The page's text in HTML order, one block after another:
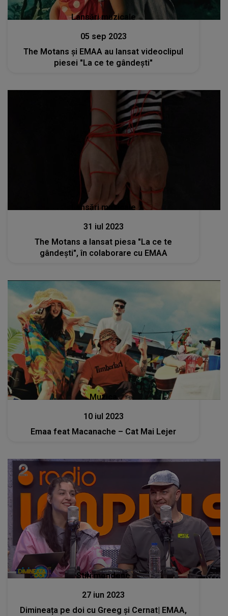
Lansări muzicale
05 sep 2023
The Motans și EMAA au lansat videoclipul
piesei "La ce te gândești"
Lansări muzicale
31 iul 2023
The Motans a lansat piesa "La ce te
gândeşti", în colaborare cu EMAA
Muzica
10 iul 2023
Emaa feat Macanache – Cat Mai Lejer
Stiri mondene
27 iun 2023
Dimineața pe doi cu Greeg și Cernat| EMAA,